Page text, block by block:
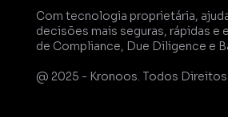
Com tecnologia proprietária,
decisões mais seguras, rápidas
de Compliance, Due Diligence e
@ 2025 - Kronoos. Todos